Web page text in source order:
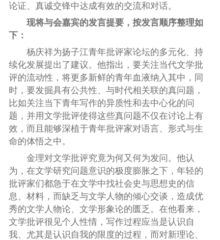
论证、真诚交锋中达成有效的交流和对话。
现将与会嘉宾的发言提要，按发言顺序整理如
下：
杨庆祥为扬子江青年批评家论坛的多元化、持
续化发展提出了建议。他指出，要关注当代文学批
评的流动性，将更多新鲜的青年血液纳入其中，同
时，要发掘具有公共性、与时代相关联的真问题，
比如关注当下青年写作的异质性和去中心化的问
题，并用文学批评使得这些真问题不仅在讨论上有
效，而且能够深植于青年批评家对语言、形式与生
命的体悟之中。
金理对文学批评究竟为何又何为发问。他认
为，在文学研究问题意识的极度膨胀之下，年轻的
批评家们都急于在文学中找社会史与思想史的信
息、材料，而缺乏与文学人物的倾心交谈，造成优
秀的文学人物论、文学形象论的匮乏。在他看来，
文学批评很见个人性情，写作过程应当是认识自
我、尤其是认识自我的限度的过程，而对新理论、